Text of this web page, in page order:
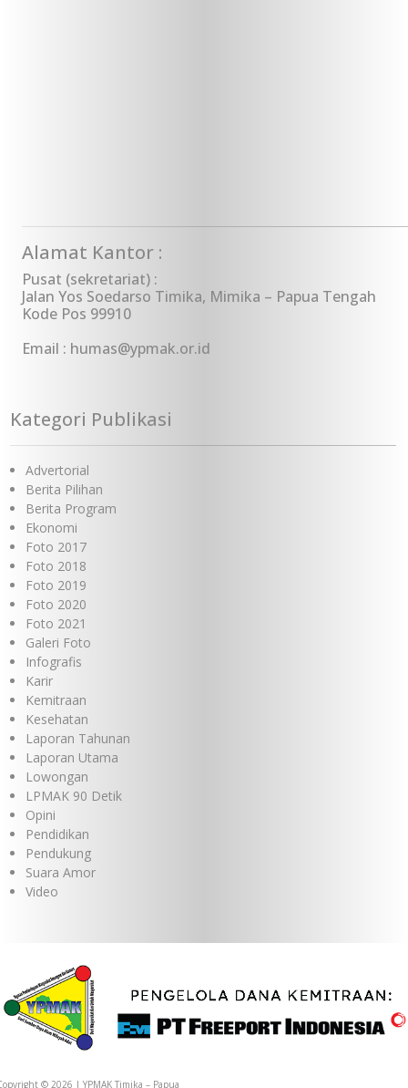
Alamat Kantor :
Pusat (sekretariat) :
Jalan Yos Soedarso Timika, Mimika – Papua Tengah
Kode Pos 99910
Email : humas@ypmak.or.id
Kategori Publikasi
Advertorial
Berita Pilihan
Berita Program
Ekonomi
Foto 2017
Foto 2018
Foto 2019
Foto 2020
Foto 2021
Galeri Foto
Infografis
Karir
Kemitraan
Kesehatan
Laporan Tahunan
Laporan Utama
Lowongan
LPMAK 90 Detik
Opini
Pendidikan
Pendukung
Suara Amor
Video
© 2026 | YPMAK Timika – Papua